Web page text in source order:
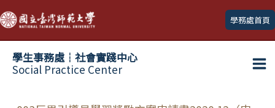
跳
至
主
學務處首頁
學生事務處┆社會實踐中心
Social Practice Center